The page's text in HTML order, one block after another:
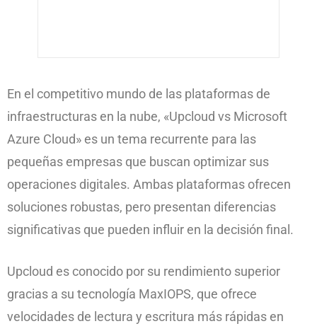
En el competitivo mundo de las plataformas de
infraestructuras en la nube, «Upcloud vs Microsoft
Azure Cloud» es un tema recurrente para las
pequeñas empresas que buscan optimizar sus
operaciones digitales. Ambas plataformas ofrecen
soluciones robustas, pero presentan diferencias
significativas que pueden influir en la decisión final.
Upcloud es conocido por su rendimiento superior
gracias a su tecnología MaxIOPS, que ofrece
velocidades de lectura y escritura más rápidas en